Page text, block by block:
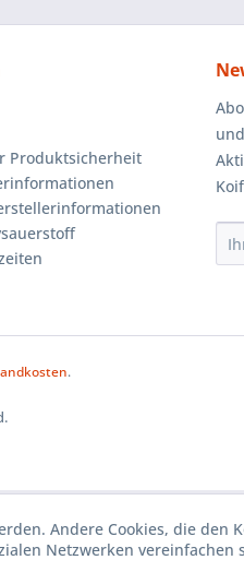
Produktsicherheit
.
Andere Cookies, die den
Netzwerken vereinfachen